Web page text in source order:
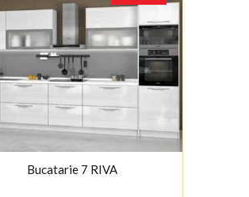
Bucatarie 7 RIVA